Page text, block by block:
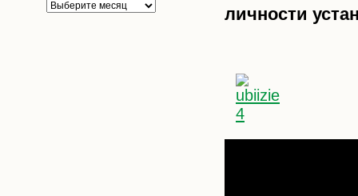
личности